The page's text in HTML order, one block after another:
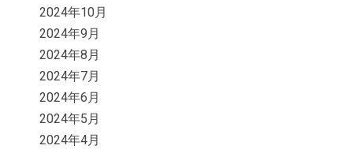
2024年10月
2024年9月
2024年8月
2024年7月
2024年6月
2024年5月
2024年4月